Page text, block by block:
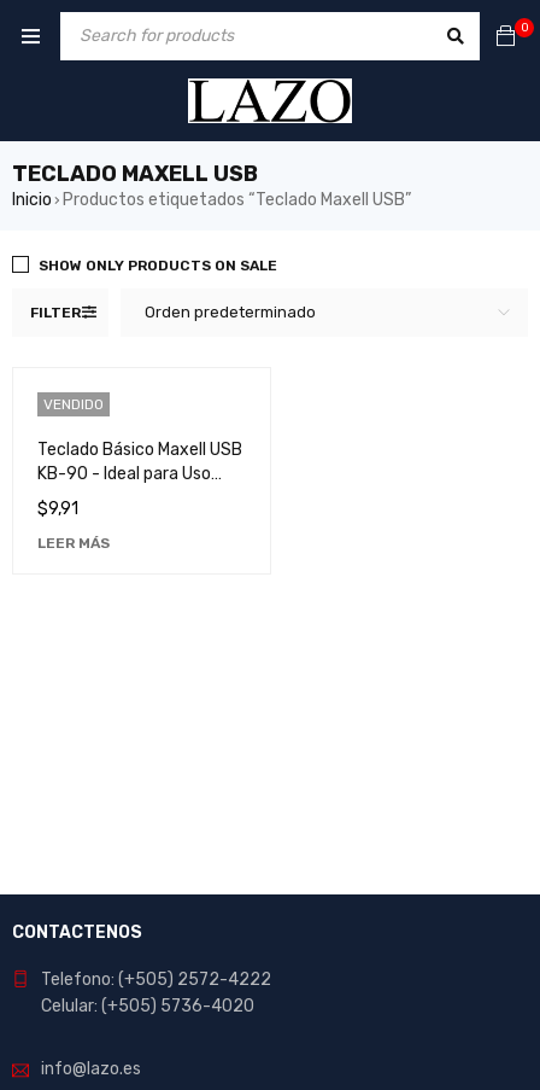
0
TECLADO MAXELL USB
Inicio › Productos etiquetados “Teclado Maxell USB”
FILTER Orden predeterminado
SHOW ONLY PRODUCTS ON SALE
VENDIDO
Teclado Básico Maxell USB
KB-90 - Ideal para Uso
Diario y Oficina
$9,91
LEER MÁS
CONTACTENOS
Telefono: (+505) 2572-4222
Celular: (+505) 5736-4020
info@lazo.es